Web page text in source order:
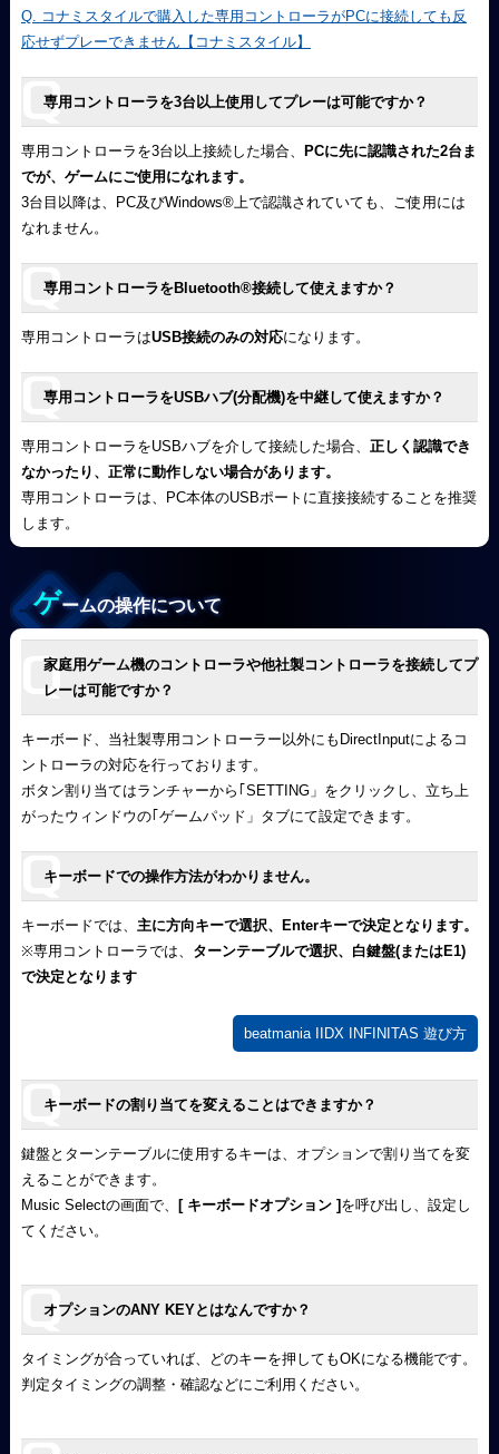
Q. コナミスタイルで購入した専用コントローラがPCに接続しても反
応せずプレーできません【コナミスタイル】
専用コントローラを3台以上使用してプレーは可能ですか？
専用コントローラを3台以上接続した場合、
PCに先に認識された2台ま
でが、ゲームにご使用になれます。
3台目以降は、PC及びWindows®上で認識されていても、ご使用には
なれません。
専用コントローラをBluetooth®接続して使えますか？
専用コントローラはUSB接続のみの対応になります。
専用コントローラをUSBハブ(分配機)を中継して使えますか？
専用コントローラをUSBハブを介して接続した場合、 正しく認識でき
なかったり、正常に動作しない場合があります。
専用コントローラは、PC本体のUSBポートに直接接続することを推奨
します。
ゲームの操作について
家庭用ゲーム機のコントローラや他社製コントローラを接続してプ
レーは可能ですか？
キーボード、当社製専用コントローラー以外にもDirectInputによるコ
ントローラの対応を行っております。
ボタン割り当てはランチャーから｢SETTING」をクリックし、立ち上
がったウィンドウの｢ゲームパッド」タブにて設定できます。
キーボードでの操作方法がわかりません。
キーボードでは、 主に方向キーで選択、Enterキーで決定となります。
※専用コントローラでは、 ターンテーブルで選択、白鍵盤(またはE1)
で決定となります
beatmania IIDX INFINITAS 遊び方
キーボードの割り当てを変えることはできますか？
鍵盤とターンテーブルに使用するキーは、オプションで割り当てを変
えることができます。
Music Selectの画面で、
[ キーボードオプション ] を呼び出し、設定し
てください。
オプションのANY KEYとはなんですか？
タイミングが合っていれば、どのキーを押してもOKになる機能です。
判定タイミングの調整・確認などにご利用ください。